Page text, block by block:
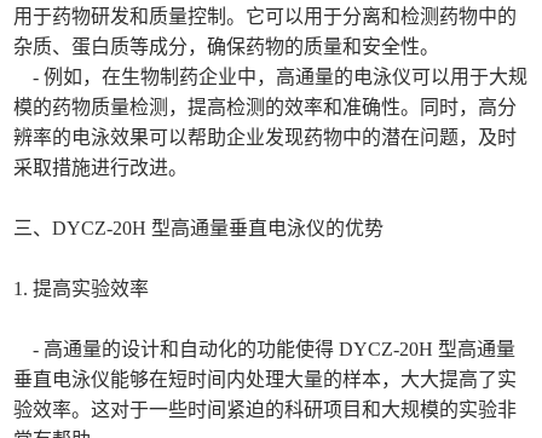
用于药物研发和质量控制。它可以用于分离和检测药物中的
杂质、蛋白质等成分，确保药物的质量和安全性。
- 例如，在生物制药企业中，高通量的电泳仪可以用于大规
模的药物质量检测，提高检测的效率和准确性。同时，高分
辨率的电泳效果可以帮助企业发现药物中的潜在问题，及时
采取措施进行改进。
三、DYCZ-20H 型高通量垂直电泳仪的优势
1. 提高实验效率
- 高通量的设计和自动化的功能使得 DYCZ-20H 型高通量
垂直电泳仪能够在短时间内处理大量的样本，大大提高了实
验效率。这对于一些时间紧迫的科研项目和大规模的实验非